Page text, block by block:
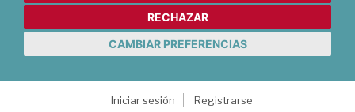
RECHAZAR
CAMBIAR PREFERENCIAS
Iniciar sesión
Registrarse